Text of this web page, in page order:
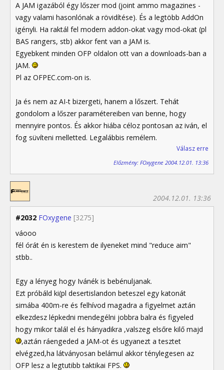
A JAM igazából égy lőszer mod (joint ammo magazines -
vagy valami hasonlónak a rövidítése). És a legtöbb AddOn
igényli. Ha raktál fel modern addon-okat vagy mod-okat (pl
BAS rangers, stb) akkor fent van a JAM is.
Egyebkent minden OFP oldalon ott van a downloads-ban a
JAM.
Pl az OFPEC.com-on is.
Ja és nem az AI-t bizergeti, hanem a lőszert. Tehát
gondolom a lőszer paramétereiben van benne, hogy
mennyire pontos. És akkor hiába céloz pontosan az iván, el
fog süvíteni melletted. Legalábbis remélem.
Válasz erre
Előzmény: FOxygene 2004.12.01. 13:36
#2032 FOxygene [3275]
2004.12.01. 13:36
váooo
fél órát én is kerestem de ilyeneket mind "reduce aim"
stbb..
Egy a lényeg hogy Ivánék is bebénuljanak.
Ezt próbáld ki(pl desertislandon beteszel egy katonát
simába 400m-re és felhívod magadra a figyelmet aztán
elkezdesz lépkedni mendegélni jobbra balra és figyeled
hogy mikor talál el és hányadikra ,valszeg elsőre kilő majd
,aztán ráengeded a JAM-ot és ugyanezt a tesztet
elvégzed,ha látványosan belámul akkor ténylegesen az
OFP lesz a legtutibb taktikai FPS.